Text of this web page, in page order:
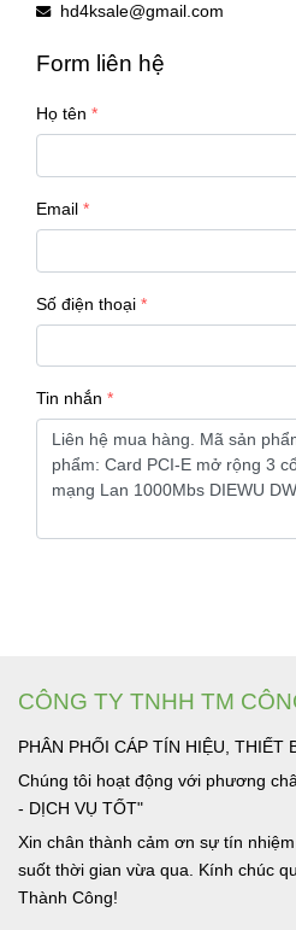
hd4ksale@gmail.com
Form liên hệ
Họ tên
Email
Số điện thoại
Tin nhắn
CÔNG TY TNHH TM
PHÂN PHỐI CÁP TÍN HIỆU, THIẾT
Chúng tôi hoạt động với phương
- DỊCH VỤ TỐT"
Xin chân thành cảm ơn sự tín
suốt thời gian vừa qua. Kính chúc
Thành Công!